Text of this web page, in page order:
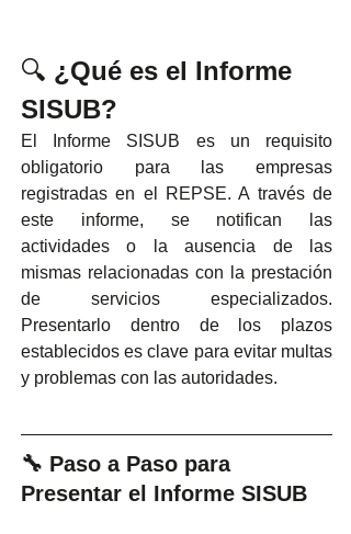
🔍 ¿Qué es el Informe
SISUB?
El Informe SISUB es un requisito
obligatorio para las empresas
registradas en el REPSE. A través de
este informe, se notifican las
actividades o la ausencia de las
mismas relacionadas con la prestación
de servicios especializados.
Presentarlo dentro de los plazos
establecidos es clave para evitar multas
y problemas con las autoridades.
🔧 Paso a Paso para
Presentar el Informe SISUB